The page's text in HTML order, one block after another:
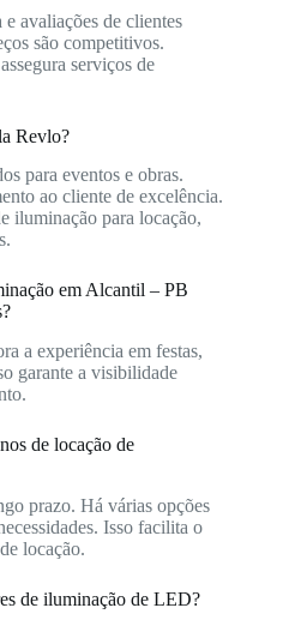
avaliações de clientes
são competitivos.
serviços de
Revlo?
para eventos e obras.
ao cliente de excelência.
iluminação para locação,
em Alcantil – PB
a experiência em festas,
garante a visibilidade
de locação de
prazo. Há várias opções
Isso facilita o
locação.
de iluminação de LED?